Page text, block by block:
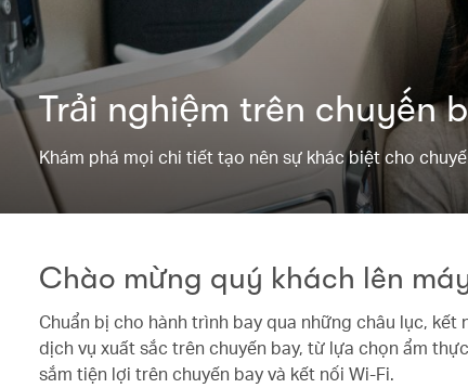
Trải nghiệm trên chuyến
Khám phá mọi chi tiết tạo nên sự khác biệt cho
Chào mừng quý khách lên
Chuẩn bị cho hành trình bay qua những châu lục,
dịch vụ xuất sắc trên chuyến bay, từ lựa chọn ẩm
sắm tiện lợi trên chuyến bay và kết nối Wi-Fi.